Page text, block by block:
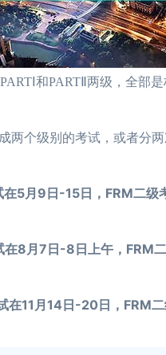
和PARTⅡ两级，全部
个级别的考试，或者分两
5月9日-15日，FRM二级
8月7日-8日上午，FRM
在11月14日-20日，FRM